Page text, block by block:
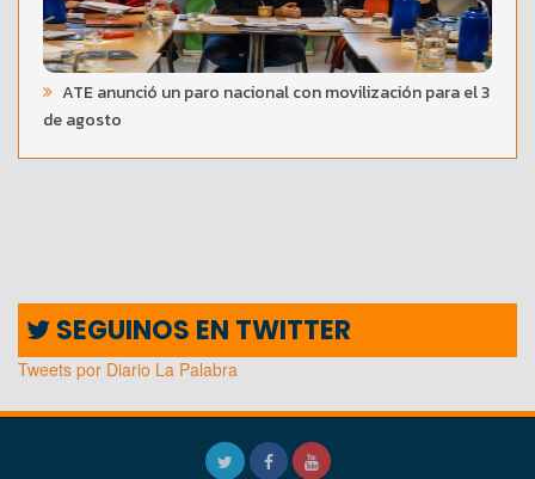
ATE anunció un paro nacional con movilización para el 3
de agosto
SEGUINOS EN TWITTER
Tweets por Diario La Palabra